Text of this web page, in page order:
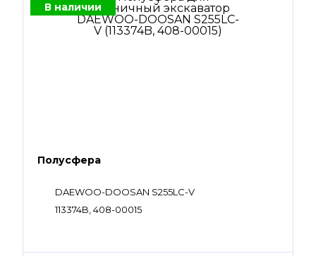
В наличии
Полусфера
DAEWOO-DOOSAN S255LC-V
113374B, 408-00015